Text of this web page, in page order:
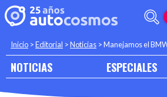
Inicio >Editorial >Noticias >Manejamos el
NOTICIAS ESPECIALES